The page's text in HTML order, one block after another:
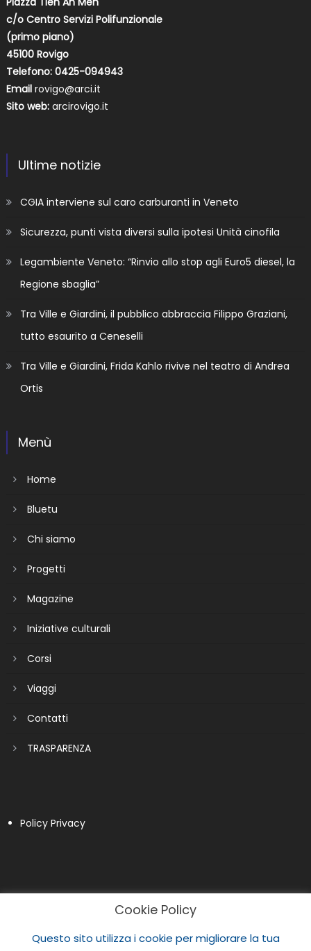
c/o Centro Servizi Polifunzionale
(primo piano)
45100 Rovigo
Telefono: 0425-094943
Email rovigo@arci.it
Sito web: arcirovigo.it
Ultime notizie
CGIA interviene sul caro carburanti in Veneto
Sicurezza, punti vista diversi sulla ipotesi Unità cinofila
Legambiente Veneto: “Rinvio allo stop agli Euro5 diesel, la
Regione sbaglia”
Tra Ville e Giardini, il pubblico abbraccia Filippo Graziani,
tutto esaurito a Ceneselli
Tra Ville e Giardini, Frida Kahlo rivive nel teatro di Andrea
Ortis
Menù
Home
Bluetu
Chi siamo
Progetti
Magazine
Iniziative culturali
Corsi
Viaggi
Contatti
TRASPARENZA
Policy Privacy
Cookie Policy
Questo sito utilizza i cookie per migliorare la tua